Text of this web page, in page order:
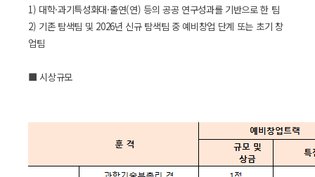
1) 대학·과기특성화대·출연(연) 등의 공공 연구성과를 기반으로 한 팀
2) 기존 탐색팀 및 2026년 신규 탐색팀 중 예비창업 단계 또는 초기 창
업팀
■ 시상규모